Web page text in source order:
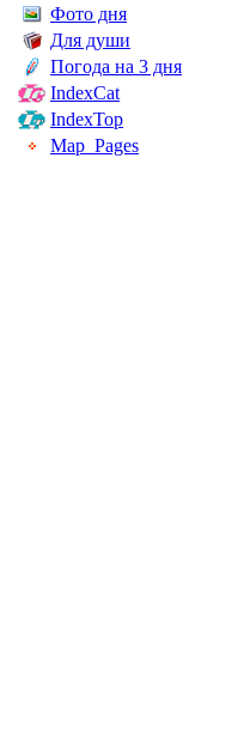
Фото дня
Для души
Погода на 3 дня
IndexCat
IndexTop
Map_Pages